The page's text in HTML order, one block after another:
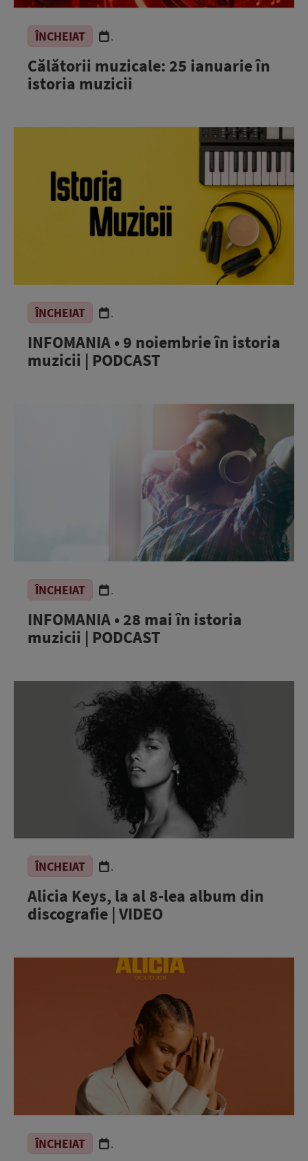
ÎNCHEIAT .
Călătorii muzicale: 25 ianuarie în
istoria muzicii
ÎNCHEIAT .
INFOMANIA • 9 noiembrie în istoria
muzicii | PODCAST
ÎNCHEIAT .
INFOMANIA • 28 mai în istoria
muzicii | PODCAST
ÎNCHEIAT .
Alicia Keys, la al 8-lea album din
discografie | VIDEO
ÎNCHEIAT .